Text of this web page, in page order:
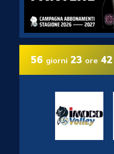
56 giorni 23 ore 42